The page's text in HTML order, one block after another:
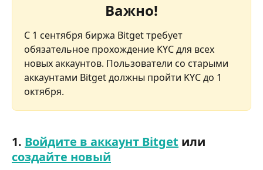
Важно!
С 1 сентября биржа Bitget требует
обязательное прохождение KYC для всех
новых аккаунтов. Пользователи со старыми
аккаунтами Bitget должны пройти KYC до 1
октября.
1. Войдите в аккаунт Bitget или
создайте новый